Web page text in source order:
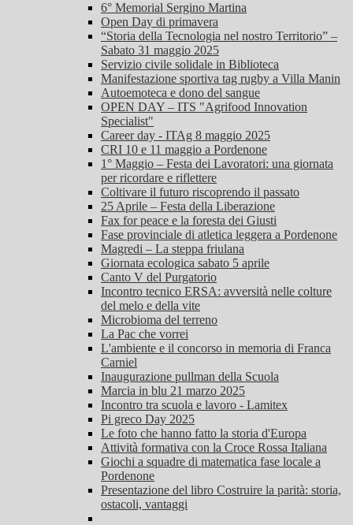
6° Memorial Sergino Martina
Open Day di primavera
“Storia della Tecnologia nel nostro Territorio” –
Sabato 31 maggio 2025
Servizio civile solidale in Biblioteca
Manifestazione sportiva tag rugby a Villa Manin
Autoemoteca e dono del sangue
OPEN DAY – ITS "Agrifood Innovation
Specialist"
Career day - ITAg 8 maggio 2025
CRI 10 e 11 maggio a Pordenone
1° Maggio – Festa dei Lavoratori: una giornata
per ricordare e riflettere
Coltivare il futuro riscoprendo il passato
25 Aprile – Festa della Liberazione
Fax for peace e la foresta dei Giusti
Fase provinciale di atletica leggera a Pordenone
Magredi – La steppa friulana
Giornata ecologica sabato 5 aprile
Canto V del Purgatorio
Incontro tecnico ERSA: avversità nelle colture
del melo e della vite
Microbioma del terreno
La Pac che vorrei
L'ambiente e il concorso in memoria di Franca
Carniel
Inaugurazione pullman della Scuola
Marcia in blu 21 marzo 2025
Incontro tra scuola e lavoro - Lamitex
Pi greco Day 2025
Le foto che hanno fatto la storia d'Europa
Attività formativa con la Croce Rossa Italiana
Giochi a squadre di matematica fase locale a
Pordenone
Presentazione del libro Costruire la parità: storia,
ostacoli, vantaggi